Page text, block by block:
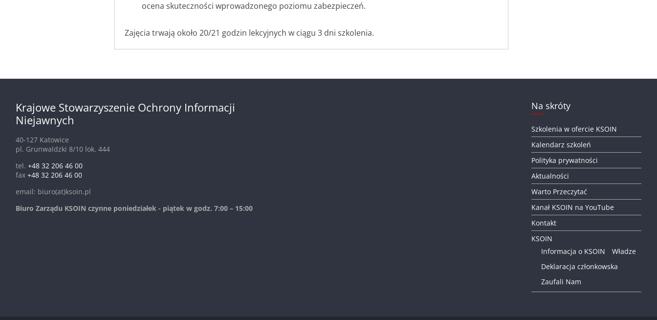
ocena skuteczności wprowadzonego poziomu zabezpieczeń.
Zajęcia trwają około 20/21 godzin lekcyjnych w ciągu 3 dni szkolenia.
Krajowe Stowarzyszenie Ochrony Informacji
Niejawnych
40-127 Katowice
pl. Grunwaldzki 8/10 lok. 444
tel. +48 32 206 46 00
fax +48 32 206 46 00
email: biuro(at)ksoin.pl
Biuro Zarządu KSOIN czynne poniedziałek - piątek w godz. 7:00 – 15:00
Na skróty
Szkolenia w ofercie KSOIN
Kalendarz szkoleń
Polityka prywatności
Aktualności
Warto Przeczytać
Kanał KSOIN na YouTube
Kontakt
KSOIN
Informacja o KSOIN
Władze
Deklaracja członkowska
Zaufali Nam